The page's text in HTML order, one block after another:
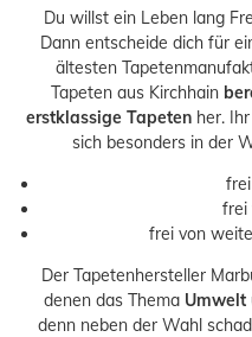
Du willst ein Leben lang
Dann entscheide dich für
ältesten
Tapeten aus Kirchhain
erstklassige Tapetenher. Ihr
sich besonders in der
frei
frei von
Der Tapetenhersteller
denen das Thema Umwelt
denn neben der Wahl